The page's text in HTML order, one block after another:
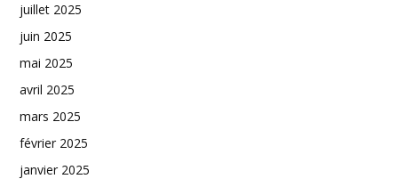
juillet 2025
juin 2025
mai 2025
avril 2025
mars 2025
février 2025
janvier 2025